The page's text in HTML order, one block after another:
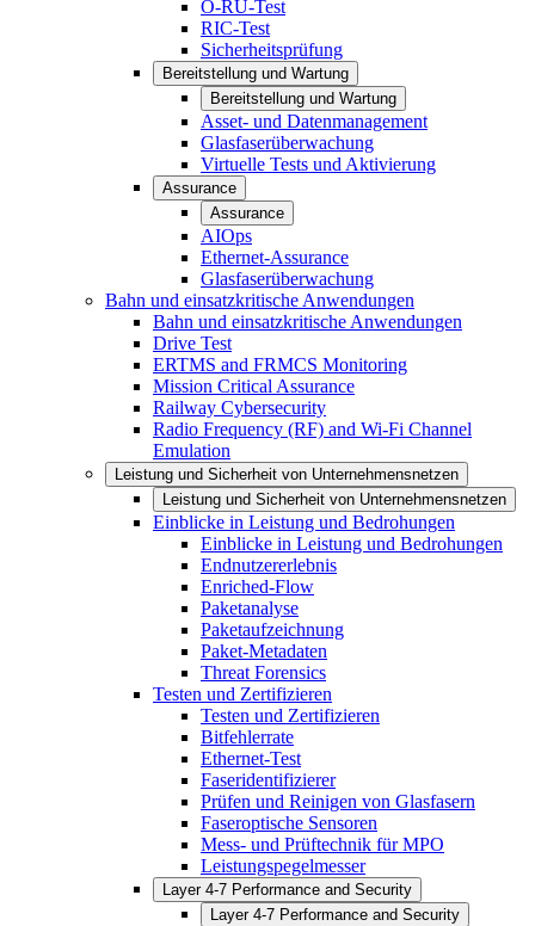
O-RU-Test
RIC-Test
Sicherheitsprüfung
Bereitstellung und Wartung
Bereitstellung und Wartung
Asset- und Datenmanagement
Glasfaserüberwachung
Virtuelle Tests und Aktivierung
Assurance
Assurance
AIOps
Ethernet-Assurance
Glasfaserüberwachung
Bahn und einsatzkritische Anwendungen
Bahn und einsatzkritische Anwendungen
Drive Test
ERTMS and FRMCS Monitoring
Mission Critical Assurance
Railway Cybersecurity
Radio Frequency (RF) and Wi-Fi Channel
Emulation
Leistung und Sicherheit von Unternehmensnetzen
Leistung und Sicherheit von Unternehmensnetzen
Einblicke in Leistung und Bedrohungen
Einblicke in Leistung und Bedrohungen
Endnutzererlebnis
Enriched-Flow
Paketanalyse
Paketaufzeichnung
Paket-Metadaten
Threat Forensics
Testen und Zertifizieren
Testen und Zertifizieren
Bitfehlerrate
Ethernet-Test
Faseridentifizierer
Prüfen und Reinigen von Glasfasern
Faseroptische Sensoren
Mess- und Prüftechnik für MPO
Leistungspegelmesser
Layer 4-7 Performance and Security
Layer 4-7 Performance and Security